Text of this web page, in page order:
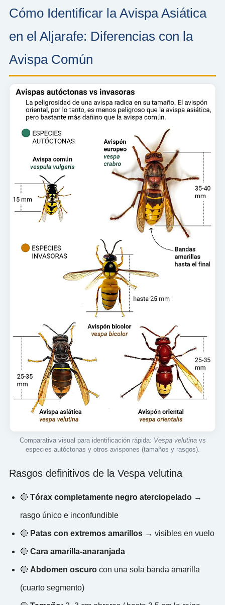
Cómo Identificar la Avispa Asiática
en el Aljarafe: Diferencias con la
Avispa Común
Comparativa visual para identificación rápida: Vespa velutinavs
especies autóctonas y otros avispones (tamaños y rasgos).
Rasgos definitivos de la Vespa velutina
🔴 Tórax completamente negro aterciopelado→
rasgo único e inconfundible
🔴 Patas con extremos amarillos→ visibles en vuelo
🔴 Cara amarilla-anaranjada
🔴 Abdomen oscurocon una sola banda amarilla
(cuarto segmento)